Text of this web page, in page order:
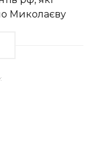
Миколаєву